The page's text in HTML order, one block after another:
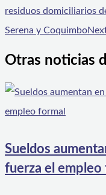
residuos domiciliarios
Serena y Coquimbo
Otras noticias
Sueldos
fuerza el empleo